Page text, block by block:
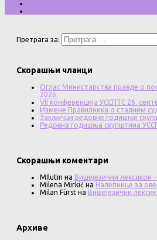
Претрага за:
Скорашњи чланци
Оглас Министарства правде о
2026.
VII конференција УССПТС 26.
Измене Правилника о сталним
Закључци редовне годишње
Редовна годишња скупштина
Скорашњи коментари
MIlutin на Вишејезични лексикон
Milena Mirkić на Налепнице за
Milan Fürst на Вишејезични
Архиве